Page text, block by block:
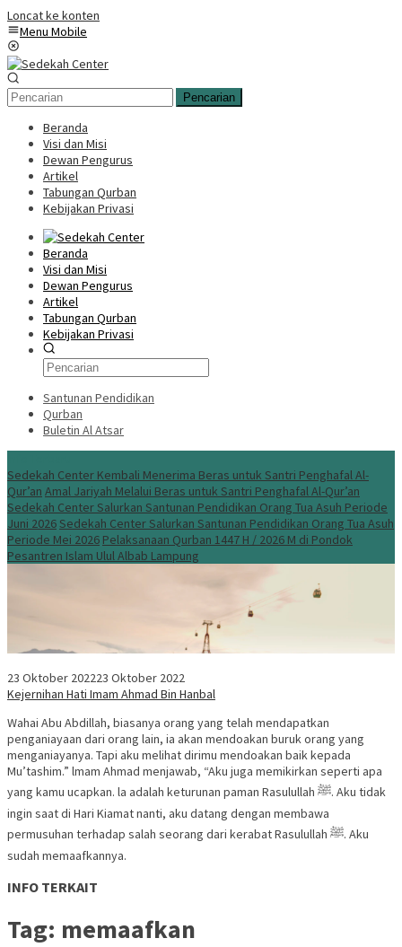
Loncat ke konten
Menu Mobile
Pencarian
Beranda
Visi dan Misi
Dewan Pengurus
Artikel
Tabungan Qurban
Kebijakan Privasi
Beranda
Visi dan Misi
Dewan Pengurus
Artikel
Tabungan Qurban
Kebijakan Privasi
Santunan Pendidikan
Qurban
Buletin Al Atsar
Sedekah Center Kembali Menerima Beras untuk Santri Penghafal Al-
Qur’an Amal Jariyah Melalui Beras untuk Santri Penghafal Al-Qur’an
Sedekah Center Salurkan Santunan Pendidikan Orang Tua Asuh Periode
Juni 2026Sedekah Center Salurkan Santunan Pendidikan Orang Tua Asuh
Periode Mei 2026 Pelaksanaan Qurban 1447 H / 2026 M di Pondok
Pesantren Islam Ulul Albab Lampung
23 Oktober 202223 Oktober 2022
Kejernihan Hati Imam Ahmad Bin Hanbal
Wahai Abu Abdillah, biasanya orang yang telah mendapatkan
penganiayaan dari orang lain, ia akan mendoakan buruk orang yang
menganiayanya. Tapi aku melihat dirimu mendoakan baik kepada
Mu’tashim.” lmam Ahmad menjawab, “Aku juga memikirkan seperti apa
yang kamu ucapkan. la adalah keturunan paman Rasulullah ﷺ. Aku tidak
ingin saat di Hari Kiamat nanti, aku datang dengan membawa
permusuhan terhadap salah seorang dari kerabat Rasulullah ﷺ. Aku
sudah memaafkannya.
INFO TERKAIT
Tag: memaafkan